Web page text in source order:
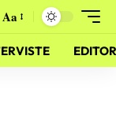
Aa